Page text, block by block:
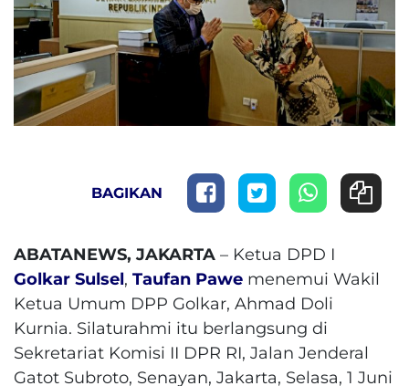
BAGIKAN
ABATANEWS, JAKARTA – Ketua DPD I
Golkar Sulsel, Taufan Pawe menemui Wakil
Ketua Umum DPP Golkar, Ahmad Doli
Kurnia. Silaturahmi itu berlangsung di
Sekretariat Komisi II DPR RI, Jalan Jenderal
Gatot Subroto, Senayan, Jakarta, Selasa, 1 Juni